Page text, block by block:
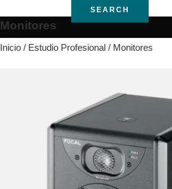
SEARCH
Monitores
Inicio / Estudio Profesional / Monitores